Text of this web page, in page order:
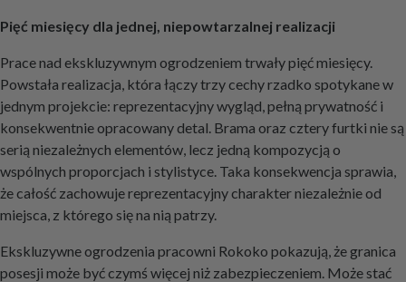
Pięć miesięcy dla jednej, niepowtarzalnej realizacji
Prace nad ekskluzywnym ogrodzeniem trwały pięć miesięcy.
Powstała realizacja, która łączy trzy cechy rzadko spotykane w
jednym projekcie: reprezentacyjny wygląd, pełną prywatność i
konsekwentnie opracowany detal. Brama oraz cztery furtki nie są
serią niezależnych elementów, lecz jedną kompozycją o
wspólnych proporcjach i stylistyce. Taka konsekwencja sprawia,
że całość zachowuje reprezentacyjny charakter niezależnie od
miejsca, z którego się na nią patrzy.
Ekskluzywne ogrodzenia pracowni Rokoko pokazują, że granica
posesji może być czymś więcej niż zabezpieczeniem. Może stać